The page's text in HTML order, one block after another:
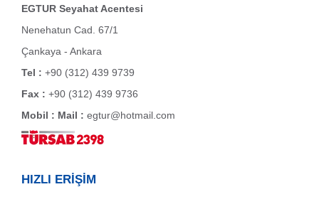
EGTUR Seyahat Acentesi
Nenehatun Cad. 67/1
Çankaya - Ankara
Tel : +90 (312) 439 9739
Fax : +90 (312) 439 9736
Mobil : Mail : egtur@hotmail.com
HIZLI ERİŞİM